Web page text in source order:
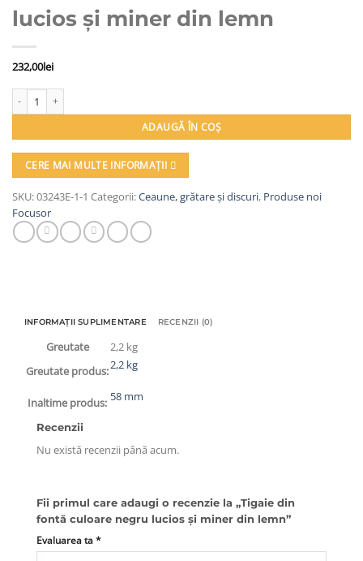
lucios și miner din lemn
232,00lei
ADAUGĂ ÎN COȘ
CERE MAI MULTE INFORMAȚII
SKU:03243E-1-1 Categorii:Ceaune, grătare și discuri, Produse noi
Focusor
INFORMAȚII SUPLIMENTARE RECENZII (0)
Greutate
2,2 kg
Greutate produs:2,2 kg
Inaltime produs: 58 mm
Recenzii
Nu există recenzii până acum.
Fii primul care adaugi o recenzie la „Tigaie din
fontă culoare negru lucios și miner din lemn”
Evaluarea ta *